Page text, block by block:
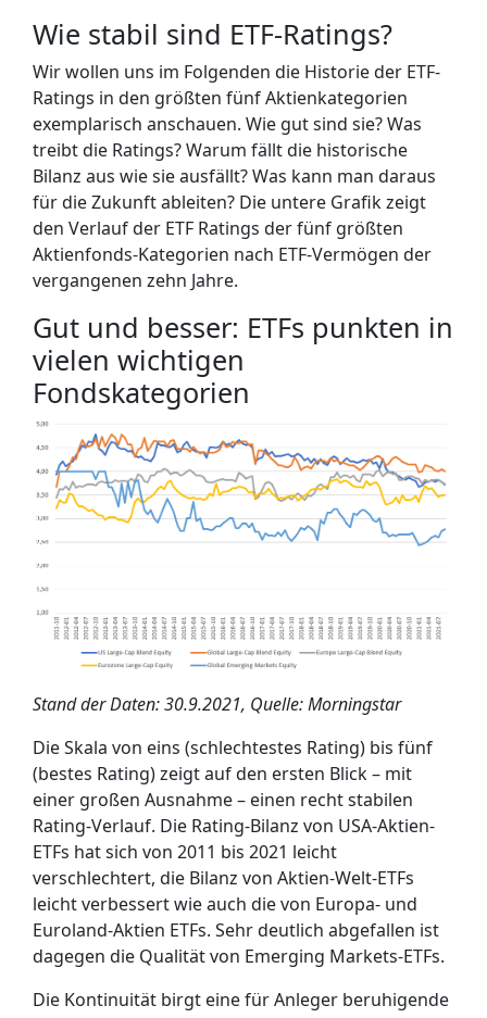
Wie stabil sind ETF-Ratings?
Wir wollen uns im Folgenden die Historie der ETF-
Ratings in den größten fünf Aktienkategorien
exemplarisch anschauen. Wie gut sind sie? Was
treibt die Ratings? Warum fällt die historische
Bilanz aus wie sie ausfällt? Was kann man daraus
für die Zukunft ableiten? Die untere Grafik zeigt
den Verlauf der ETF Ratings der fünf größten
Aktienfonds-Kategorien nach ETF-Vermögen der
vergangenen zehn Jahre.
Gut und besser: ETFs punkten in
vielen wichtigen
Fondskategorien
Stand der Daten: 30.9.2021, Quelle: Morningstar
Die Skala von eins (schlechtestes Rating) bis fünf
(bestes Rating) zeigt auf den ersten Blick – mit
einer großen Ausnahme – einen recht stabilen
Rating-Verlauf. Die Rating-Bilanz von USA-Aktien-
ETFs hat sich von 2011 bis 2021 leicht
verschlechtert, die Bilanz von Aktien-Welt-ETFs
leicht verbessert wie auch die von Europa- und
Euroland-Aktien ETFs. Sehr deutlich abgefallen ist
dagegen die Qualität von Emerging Markets-ETFs.
Die Kontinuität birgt eine für Anleger beruhigende